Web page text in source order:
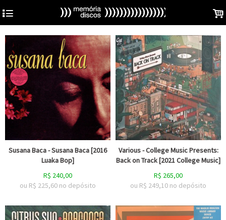
4 .
Susana Baca - Susana Baca [2016
Luaka Bop]
R$ 240,00
ou R$ 225,60 no depósito
Various - College Music Presents:
Back on Track [2021 College Music]
R$ 265,00
ou R$ 249,10 no depósito